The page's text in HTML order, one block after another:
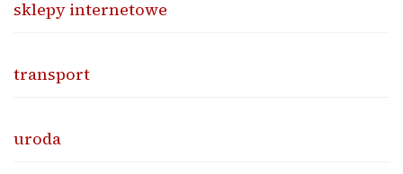
sklepy internetowe
transport
uroda